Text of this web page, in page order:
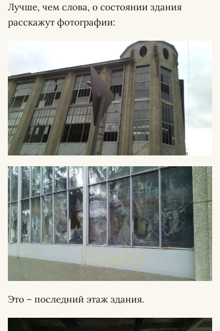
Лучше, чем слова, о состоянии здания
расскажут фотографии:
Это – последний этаж здания.